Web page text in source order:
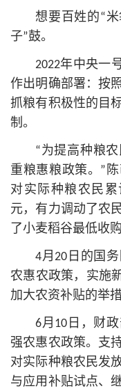
想要百姓的“
子”鼓。
2022年中央一
作出明确部署：按
抓粮有积极性的目
制。
“为提高种粮
重粮惠粮政策。”
对实际种粮农民
元，有力调动了农
了小麦稻谷最低收
4月20日的国
农惠农政策，实施
加大农资补贴的举
6月10日，财
强农惠农政策。支
对实际种粮农民发
与应用补贴试点、